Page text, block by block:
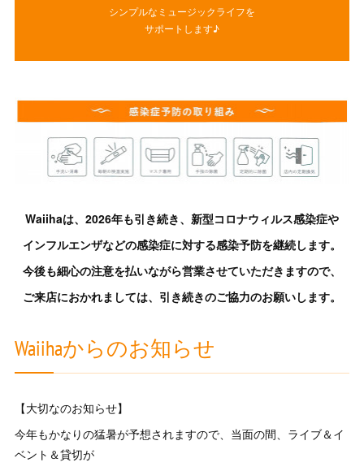
シンプルなミュージックライフを
サポートします♪
Waiihaは、2026年も引き続き、新型コロナウィルス感染症や
インフルエンザなどの感染症に対する感染予防を継続します。
今後も細心の注意を払いながら営業させていただきますので、
ご来店におかれましては、引き続きのご協力のお願いします。
Waiihaからのお知らせ
【大切なのお知らせ】
今年もかなりの猛暑が予想されますので、当面の間、ライブ＆イ
ベント＆貸切が